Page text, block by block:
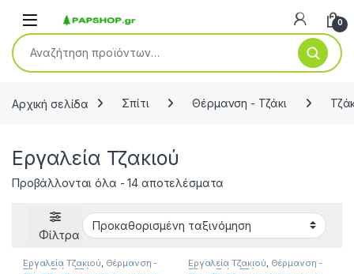
Open 0
Αναζήτηση για:
Αρχική σελίδα Σπίτι Θέρμανση - Τζάκι
Εργαλεία Τζακιού
Προβάλλονται όλα - 14 αποτελέσματα
Φίλτρα
Εργαλεία Τζακιού, Θέρμανση - Εργαλεία Τζακιού, Θέρμανση -